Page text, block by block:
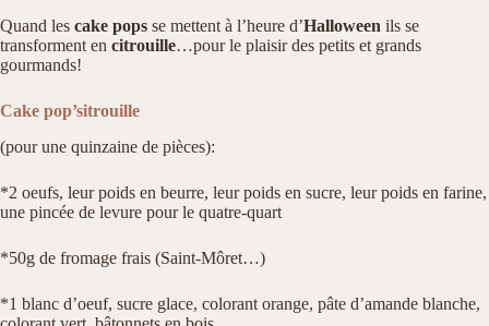
Quand les cake pops se mettent à l’heure d’Halloween ils se
transforment en citrouille…pour le plaisir des petits et grands
gourmands!
Cake pop’sitrouille
(pour une quinzaine de pièces):
*2 oeufs, leur poids en beurre, leur poids en sucre, leur poids en farine,
une pincée de levure pour le quatre-quart
*50g de fromage frais (Saint-Môret…)
*1 blanc d’oeuf, sucre glace, colorant orange, pâte d’amande blanche,